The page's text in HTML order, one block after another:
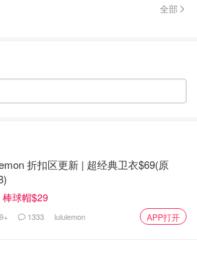
全部
折扣区更新 | 超经典卫衣$69(原
棒球帽$29
1333 lululemon APP打开